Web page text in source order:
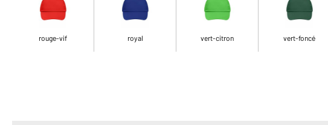
rouge-vif royal vert-citron vert-foncé